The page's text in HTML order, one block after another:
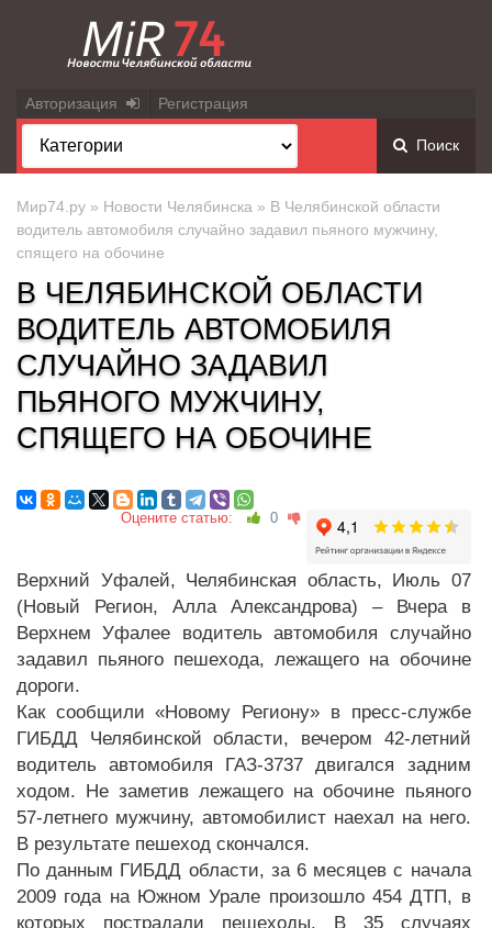
Авторизация Регистрация
Поиск
Мир74.ру » Новости Челябинска » В Челябинской области
водитель автомобиля случайно задавил пьяного мужчину,
спящего на обочине
В ЧЕЛЯБИНСКОЙ ОБЛАСТИ
ВОДИТЕЛЬ АВТОМОБИЛЯ
СЛУЧАЙНО ЗАДАВИЛ
ПЬЯНОГО МУЖЧИНУ,
СПЯЩЕГО НА ОБОЧИНЕ
Оцените статью: 0
Верхний Уфалей, Челябинская область, Июль 07
(Новый Регион, Алла Александрова) – Вчера в
Верхнем Уфалее водитель автомобиля случайно
задавил пьяного пешехода, лежащего на обочине
дороги.
Как сообщили «Новому Региону» в пресс-службе
ГИБДД Челябинской области, вечером 42-летний
водитель автомобиля ГАЗ-3737 двигался задним
ходом. Не заметив лежащего на обочине пьяного
57-летнего мужчину, автомобилист наехал на него.
В результате пешеход скончался.
По данным ГИБДД области, за 6 месяцев с начала
2009 года на Южном Урале произошло 454 ДТП, в
которых пострадали пешеходы. В 35 случаях